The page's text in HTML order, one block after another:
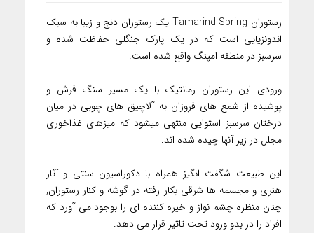
رستوران Tamarind Spring یک رستوران دنج و زیبا به سبک
اندونزیایی است که در یک پارک جنگلی حفاظت شده و
سرسبز در منطقه امپنگ واقع شده است.
ورودی این رستوران رمانتیک با یک مسیر سنگ فرش و
پوشیده از شمع های فروزان به آلاچیق های چوبی در میان
درختان سرسبز استوایی منتهی میشود که میزهای غذاخوری
مجلل در زیر آنها چیده شده اند.
این طبیعت شگفت انگیز همراه با دکوراسیون سنتی و آثار
هنری و مجسمه ها شرقی بکار رفته در گوشه و کنار رستوران,
چنان منظره چشم نواز و خیره کننده ای را بوجود می آورد که
افراد را در بدو ورود تحت تاثیر قرار می دهد.